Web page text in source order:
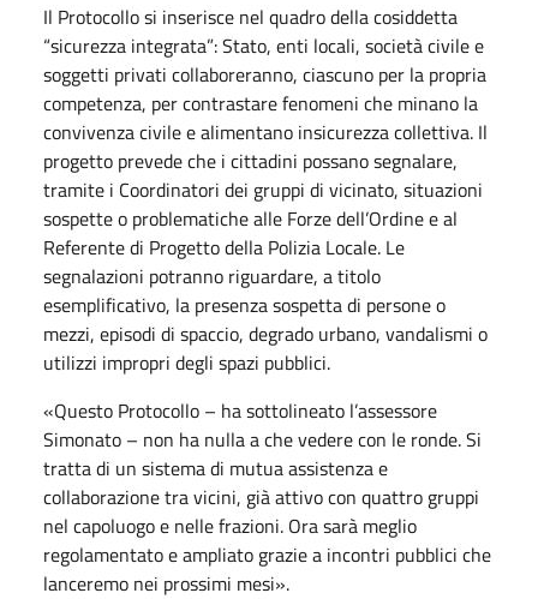
Il Protocollo si inserisce nel quadro della cosiddetta
“sicurezza integrata”: Stato, enti locali, società civile e
soggetti privati collaboreranno, ciascuno per la propria
competenza, per contrastare fenomeni che minano la
convivenza civile e alimentano insicurezza collettiva. Il
progetto prevede che i cittadini possano segnalare,
tramite i Coordinatori dei gruppi di vicinato, situazioni
sospette o problematiche alle Forze dell’Ordine e al
Referente di Progetto della Polizia Locale. Le
segnalazioni potranno riguardare, a titolo
esemplificativo, la presenza sospetta di persone o
mezzi, episodi di spaccio, degrado urbano, vandalismi o
utilizzi impropri degli spazi pubblici.
«Questo Protocollo – ha sottolineato l’assessore
Simonato – non ha nulla a che vedere con le ronde. Si
tratta di un sistema di mutua assistenza e
collaborazione tra vicini, già attivo con quattro gruppi
nel capoluogo e nelle frazioni. Ora sarà meglio
regolamentato e ampliato grazie a incontri pubblici che
lanceremo nei prossimi mesi».